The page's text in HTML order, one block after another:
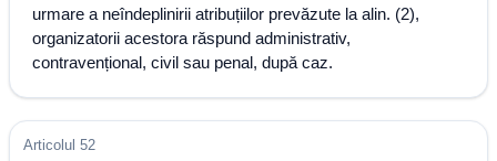
urmare a neîndeplinirii atribuțiilor prevăzute la alin. (2),
organizatorii acestora răspund administrativ,
contravențional, civil sau penal, după caz.
Articolul 52